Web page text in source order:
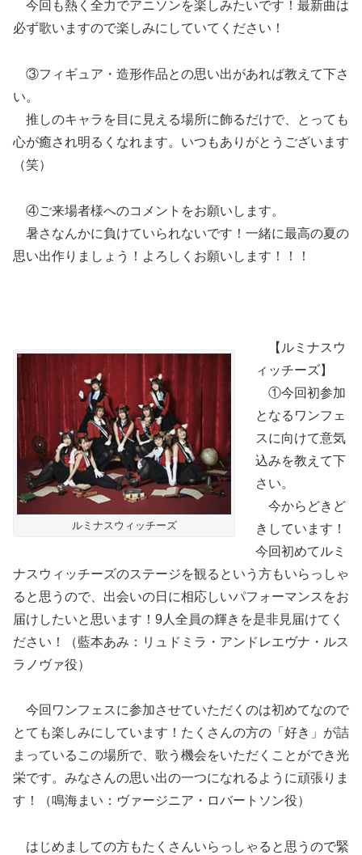
今回も熱く全力でアニソンを楽しみたいです！最新曲は
必ず歌いますので楽しみにしていてください！
③フィギュア・造形作品との思い出があれば教えて下さ
い。
推しのキャラを目に見える場所に飾るだけで、とっても
心が癒され明るくなれます。いつもありがとうございます
（笑）
④ご来場者様へのコメントをお願いします。
暑さなんかに負けていられないです！一緒に最高の夏の
思い出作りましょう！よろしくお願いします！！！
ルミナスウィッチーズ
【ルミナスウ
ィッチーズ】
①今回初参加
となるワンフェ
スに向けて意気
込みを教えて下
さい。
今からどきど
きしています！
今回初めてルミ
ナスウィッチーズのステージを観るという方もいらっしゃ
ると思うので、出会いの日に相応しいパフォーマンスをお
届けしたいと思います！9人全員の輝きを是非見届けてく
ださい！（藍本あみ：リュドミラ・アンドレエヴナ・ルス
ラノヴァ役）
今回ワンフェスに参加させていただくのは初めてなので
とても楽しみにしています！たくさんの方の「好き」が詰
まっているこの場所で、歌う機会をいただくことができ光
栄です。みなさんの思い出の一つになれるように頑張りま
す！（鳴海まい：ヴァージニア・ロバートソン役）
はじめましての方もたくさんいらっしゃると思うので緊